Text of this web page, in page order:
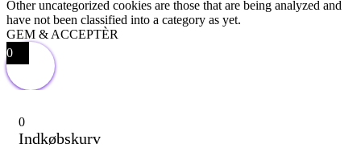
Other uncategorized cookies are those that are being analyzed and
have not been classified into a category as yet.
GEM & ACCEPTÈR
0
0
Indkøbskurv